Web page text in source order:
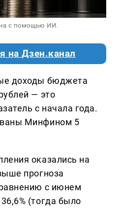
с помощью ИИ.
на Дзен.канал
доходы бюджета
— это
с начала года.
Минфином 5
оказались на
прогноза
с июнем
(тогда было